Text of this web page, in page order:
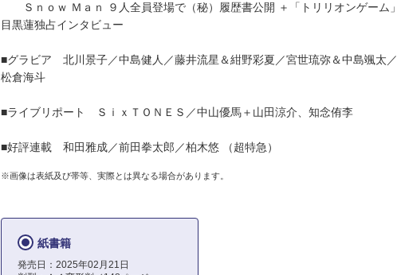
Ｓｎｏｗ Ｍａｎ ９人全員登場で（秘）履歴書公開 ＋「トリリオンゲーム」
目黒蓮独占インタビュー
■グラビア 北川景子／中島健人／藤井流星＆紺野彩夏／宮世琉弥＆中島颯太／
松倉海斗
■ライブリポート ＳｉｘＴＯＮＥＳ／中山優馬＋山田涼介、知念侑李
■好評連載 和田雅成／前田拳太郎／柏木悠 （超特急）
※画像は表紙及び帯等、実際とは異なる場合があります。
紙書籍
発売日：2025年02月21日